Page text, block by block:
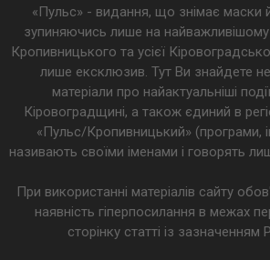
«Пульс» - видання, що знімає маски
зупиняючись лише на найважливішому
Кропивницького та усієї
лише ексклюзив. Тут Ви знайдете не
матеріали про найактуальніші
Кіровоградщині, а також єдиний в
«Пульс/Кропивницький» (програми,
називають своїми іменами і говорять
При використанні матеріалів сайту
наявність гіперпосилання в межах
сторінку статті із зазначенням